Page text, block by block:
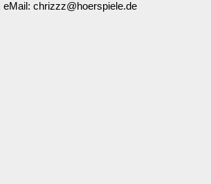
| eMail: chrizzz@hoerspiele.de